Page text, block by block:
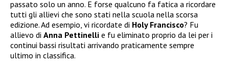
passato solo un anno. E forse qualcuno fa fatica a ricordare
tutti gli allievi che sono stati nella scuola nella scorsa
edizione. Ad esempio, vi ricordate di Holy Francisco? Fu
allievo di Anna Pettinelli e fu eliminato proprio da lei per i
continui bassi risultati arrivando praticamente sempre
ultimo in classifica.